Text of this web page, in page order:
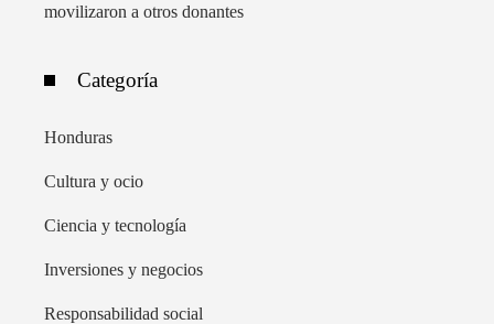
movilizaron a otros donantes
Categoría
Honduras
Cultura y ocio
Ciencia y tecnología
Inversiones y negocios
Responsabilidad social